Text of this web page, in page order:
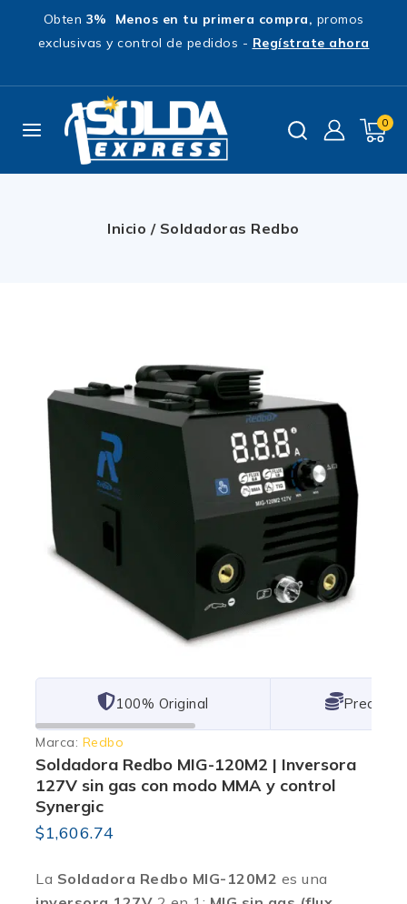
Obten 3% Menos en tu primera compra, promos
exclusivas y control de pedidos - Regístrate ahora
0
Inicio / Soldadoras Redbo
101% Original Lowest
Marca: Redbo
Soldadora Redbo MIG-120M2 | Inversora
127V sin gas con modo MMA y control
Synergic
$1,606.74
La Soldadora Redbo MIG-120M2 es una